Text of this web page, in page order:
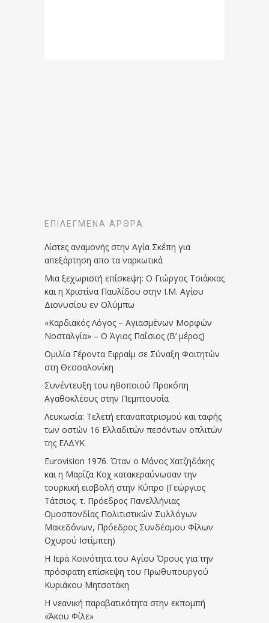
ΕΠΙΛΕΓΜΈΝΑ ΆΡΘΡΑ
Λίστες αναμονής στην Αγία Σκέπη για
απεξάρτηση απο τα ναρκωτικά
Μια ξεχωριστή επίσκεψη: Ο Γιώργος Τσιάκκας
και η Χριστίνα Παυλίδου στην Ι.Μ. Αγίου
Διονυσίου εν Ολύμπω
«Καρδιακός Λόγος – Αγιασμένων Μορφών
Νοσταλγία» – Ο Άγιος Παΐσιος (Β’ μέρος)
Ομιλία Γέροντα Εφραίμ σε Σύναξη Φοιτητών
στη Θεσσαλονίκη
Συνέντευξη του ηθοποιού Προκόπη
Αγαθοκλέους στην Πεμπτουσία
Λευκωσία: Τελετή επαναπατρισμού και ταφής
των οστών 16 Ελλαδιτών πεσόντων οπλιτών
της ΕΛΔΥΚ
Eurovision 1976. Όταν ο Μάνος Χατζηδάκης
και η Μαρίζα Κοχ κατακεραύνωσαν την
τουρκική εισβολή στην Κύπρο (Γεώργιος
Τάτσιος, τ. Πρόεδρος Πανελλήνιας
Ομοσπονδίας Πολιτιστικών Συλλόγων
Μακεδόνων, Πρόεδρος Συνδέσμου Φίλων
Οχυρού Ιστίμπεη)
Η Ιερά Κοινότητα του Αγίου Όρους για την
πρόσφατη επίσκεψη του Πρωθυπουργού
Κυριάκου Μητσοτάκη
Η νεανική παραβατικότητα στην εκπομπή
«Άκου Φίλε»